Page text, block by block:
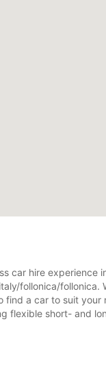
car hire
follonica/
a car to suit
flexible short- and